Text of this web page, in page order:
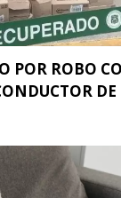
POR ROBO
DE